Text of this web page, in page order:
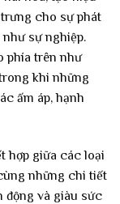
cho sự phát
sự nghiệp.
phía trên như
khi những
ấm áp, hạnh
hợp giữa các loại
những chi tiết
động và giàu sức